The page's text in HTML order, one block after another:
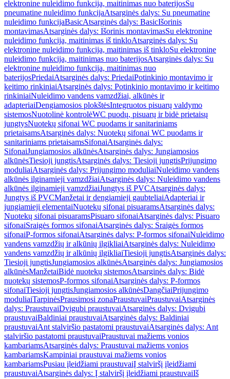
elektronine nuleidimo funkcija, maitinimas nuo baterijosSu
pneumatine nuleidimo funkcijaAtsarginės dalys: Su pneumatine
nuleidimo funkcijaBasicAtsarginės dalys: BasicIšorinis
montavimasAtsarginės dalys: Išorinis montavimasSu elektronine
nuleidimo funkcija, maitinimas iš tinkloAtsarginės dalys: Su
elektronine nuleidimo funkcija, maitinimas iš tinkloSu elektronine
nuleidimo funkcija, maitinimas nuo baterijosAtsarginės dalys: Su
elektronine nuleidimo funkcija, maitinimas nuo
baterijosPriedaiAtsarginės dalys: PriedaiPotinkinio montavimo ir
keitimo rinkiniaiAtsarginės dalys: Potinkinio montavimo ir keitimo
rinkiniaiNuleidimo vandens vamzdžiai, alkūnės ir
adapteriaiDengiamosios plokštėsIntegruotos pisuarų valdymo
sistemosNuotolinė kontrolėWC puodų, pisuarų ir bidė prietaisų
jungtysNuotekų sifonai WC puodams ir sanitariniams
prietaisamsAtsarginės dalys: Nuotekų sifonai WC puodams ir
sanitariniams prietaisamsSifonaiAtsarginės dalys:
SifonaiJungiamosios alkūnėsAtsarginės dalys: Jungiamosios
alkūnėsTiesioji jungtisAtsarginės dalys: Tiesioji jungtisPrijungimo
moduliaiAtsarginės dalys: Prijungimo moduliaiNuleidimo vandens
alkūnės ilginamieji vamzdžiaiAtsarginės dalys: Nuleidimo vandens
alkūnės ilginamieji vamzdžiaiJungtys iš PVCAtsarginės dalys:
Jungtys iš PVCManžetai ir dengiamieji gaubteliaiAdapteriai ir
jungiamieji elementaiNuotekų sifonai pisuaramsAtsarginės dalys:
Nuotekų sifonai pisuaramsPisuaro sifonaiAtsarginės dalys: Pisuaro
sifonaiSraigės formos sifonaiAtsarginės dalys: Sraigės formos
sifonaiP-formos sifonaiAtsarginės dalys: P-formos sifonaiNuleidimo
vandens vamzdžių ir alkūnių ilgikliaiAtsarginės dalys: Nuleidimo
vandens vamzdžių ir alkūnių ilgikliaiTiesioji jungtisAtsarginės dalys:
Tiesioji jungtisJungiamosios alkūnėsAtsarginės dalys: Jungiamosios
alkūnėsManžetaiBidė nuotekų sistemosAtsarginės dalys: Bidė
nuotekų sistemosP-formos sifonaiAtsarginės dalys: P-formos
sifonaiTiesioji jungtisJungiamosios alkūnėsDangčiaiPrijungimo
moduliaiTarpinėsPrausimosi zonaPraustuvaiPraustuvaiAtsarginės
dalys: PraustuvaiDvigubi praustuvaiAtsarginės dalys: Dvigubi
praustuvaiBaldiniai praustuvaiAtsarginės dalys: Baldiniai
praustuvaiAnt stalviršio pastatomi praustuvaiAtsarginės dalys: Ant
stalviršio pastatomi praustuvaiPraustuvai mažiems vonios
kambariamsAtsarginės dalys: Praustuvai mažiems vonios
kambariamsKampiniai praustuvai mažiems vonios
kambariamsPusiau įleidžiami praustuvaiĮ stalviršį įleidžiami
praustuvaiAtsarginės dalys: Į stalviršį įleidžiami praustuvaiIš